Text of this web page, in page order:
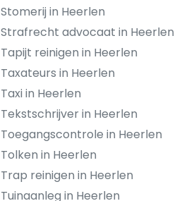
Stomerij in Heerlen
Strafrecht advocaat in Heerlen
Tapijt reinigen in Heerlen
Taxateurs in Heerlen
Taxi in Heerlen
Tekstschrijver in Heerlen
Toegangscontrole in Heerlen
Tolken in Heerlen
Trap reinigen in Heerlen
Tuinaanleg in Heerlen